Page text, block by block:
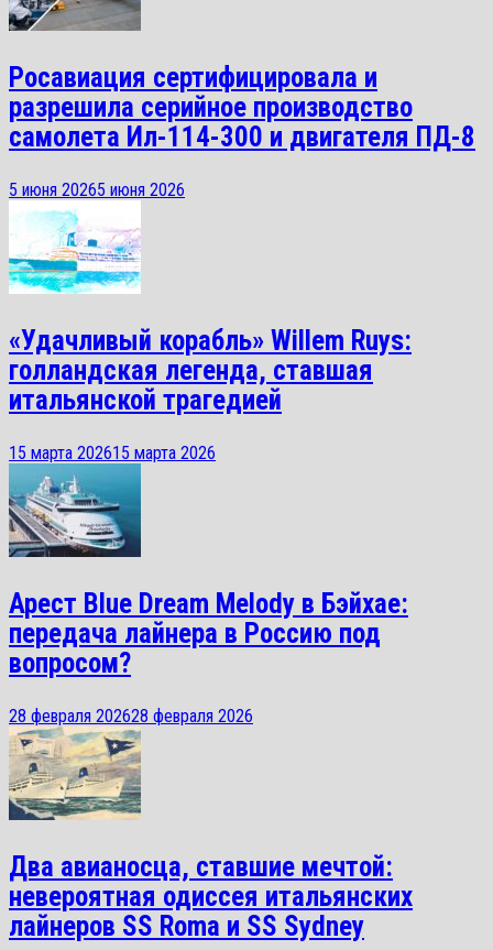
Росавиация сертифицировала и
разрешила серийное производство
самолета Ил-114-300 и двигателя ПД-8
5 июня 20265 июня 2026
«Удачливый корабль» Willem Ruys:
голландская легенда, ставшая
итальянской трагедией
15 марта 202615 марта 2026
Арест Blue Dream Melody в Бэйхае:
передача лайнера в Россию под
вопросом?
28 февраля 202628 февраля 2026
Два авианосца, ставшие мечтой:
невероятная одиссея итальянских
лайнеров SS Roma и SS Sydney